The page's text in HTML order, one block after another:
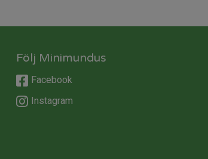
Följ Minimundus
Facebook
Instagram